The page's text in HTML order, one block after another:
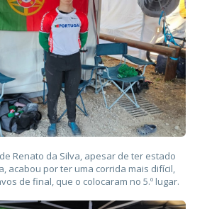
Renato da Silva, apesar de ter estado
acabou por ter uma corrida mais difícil,
de final, que o colocaram no 5.º lugar.